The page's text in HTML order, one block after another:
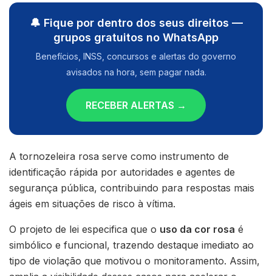
🔔 Fique por dentro dos seus direitos —
grupos gratuitos no WhatsApp
Benefícios, INSS, concursos e alertas do governo
avisados na hora, sem pagar nada.
RECEBER ALERTAS →
A tornozeleira rosa serve como instrumento de
identificação rápida por autoridades e agentes de
segurança pública, contribuindo para respostas mais
ágeis em situações de risco à vítima.
O projeto de lei especifica que o uso da cor rosa é
simbólico e funcional, trazendo destaque imediato ao
tipo de violação que motivou o monitoramento. Assim,